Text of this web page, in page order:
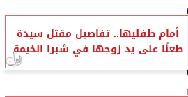
أمام طفليها.. تفاصيل مقتل سيدة
طعنًا على يد زوجها في شبرا الخيمة